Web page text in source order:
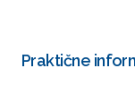
Praktične